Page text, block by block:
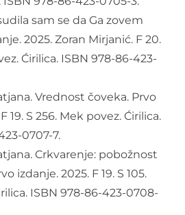
sam se da Ga zovem
2025. Zoran Mirjanić. F 20.
Ćirilica. ISBN 978-86-423-
Vrednost čoveka. Prvo
19. S 256. Mek povez. Ćirilica.
0707-7.
Crkvarenje: pobožnost
izdanje. 2025. F 19. S 105.
ISBN 978-86-423-0708-